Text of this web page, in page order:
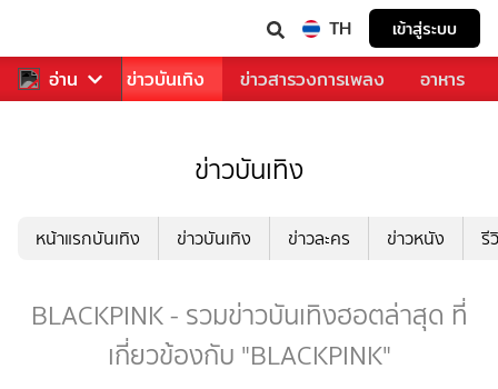
TH เข้าสู่ระบบ
อ่าน
ฬา ข่าว ข่าวบันเทิง ข่าวสารวงการเพลง อาหาร
ข่าวบันเทิง
หน้าแรกบันเทิง ข่าวบันเทิง ข่าวละคร ข่าวหนัง รี
BLACKPINK - รวมข่าวบันเทิงฮอตล่าสุด ที่
เกี่ยวข้องกับ "BLACKPINK"